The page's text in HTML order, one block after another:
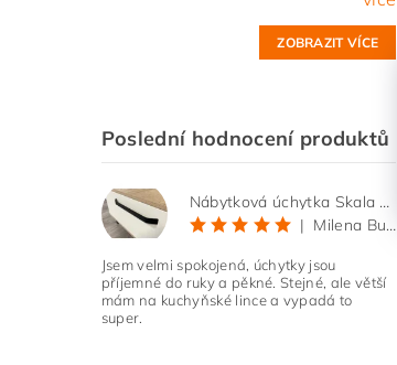
ZOBRAZIT VÍCE
Poslední hodnocení produktů
Nábytková úchytka Skala černá matná
|
Milena Bučková
Jsem velmi spokojená, úchytky jsou
příjemné do ruky a pěkné. Stejné, ale větší
mám na kuchyňské lince a vypadá to
super.